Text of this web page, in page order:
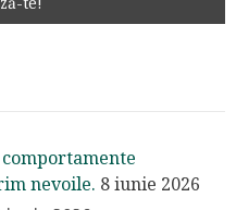
comportamente
nevoile. 8 iunie 2026